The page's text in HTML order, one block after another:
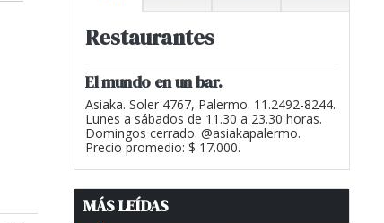
Restaurantes
El mundo en un bar.
Asiaka. Soler 4767, Palermo. 11.2492-8244.
Lunes a sábados de 11.30 a 23.30 horas.
Domingos cerrado. @asiakapalermo.
Precio promedio: $ 17.000.
MÁS LEÍDAS